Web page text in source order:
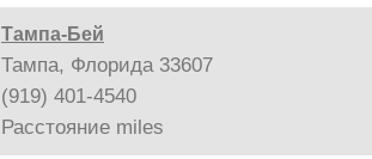
Тампа-Бей
Тампа, Флорида 33607
(919) 401-4540
Расстояние miles